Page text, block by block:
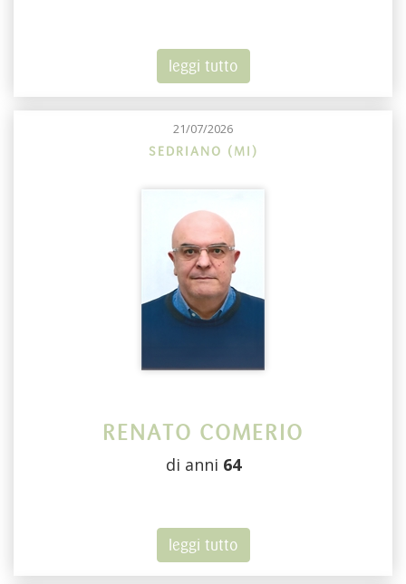
leggi tutto
21/07/2026
SEDRIANO (MI)
RENATO COMERIO
di anni 64
leggi tutto